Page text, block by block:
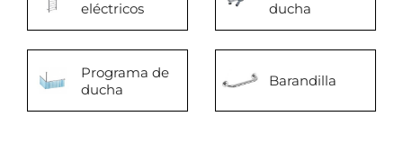
eléctricos
ducha
Programa de
ducha
Barandilla